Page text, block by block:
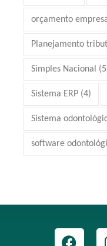
orçamento
Planejamento
Simples Nacional
Sistema ERP (4)
Sistema
software